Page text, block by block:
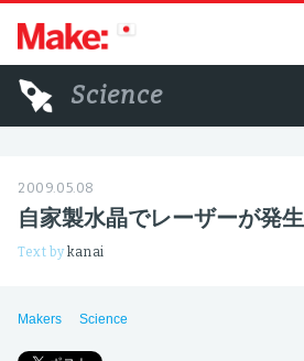
Science
2009.05.08
自家製水晶でレーザーが発生
Text bykanai
Makers Science